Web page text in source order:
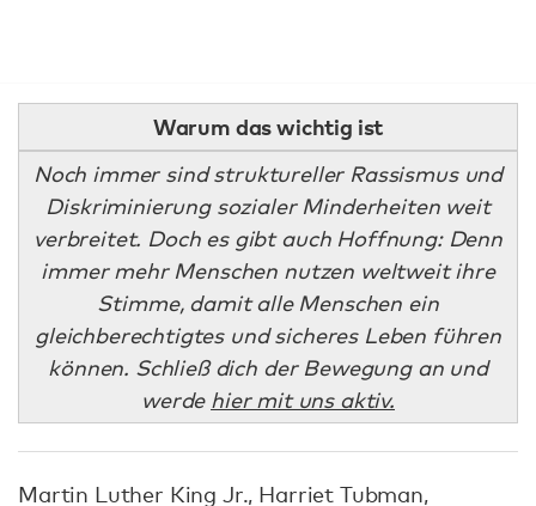
Warum das wichtig ist
Noch immer sind struktureller Rassismus und
Diskriminierung sozialer Minderheiten weit
verbreitet. Doch es gibt auch Hoffnung: Denn
immer mehr Menschen nutzen weltweit ihre
Stimme, damit alle Menschen ein
gleichberechtigtes und sicheres Leben führen
können. Schließ dich der Bewegung an und
werde hier mit uns aktiv.
Martin Luther King Jr., Harriet Tubman,